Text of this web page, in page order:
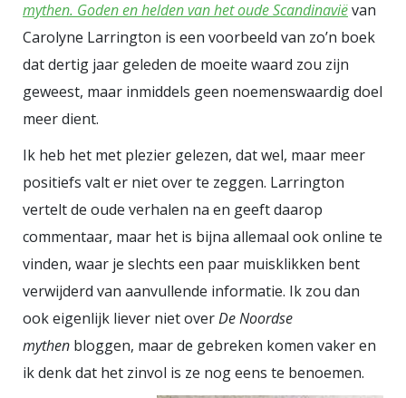
(1937 - 2014) - Europa en de Stier
(1998) In Sneek: Barbara Hoyng
(1937 - ) - Europa en de stier (2001)
In beeldenpark De Havixhorst (De
Europa en de stier (2001) Van Eric
Claus staan andere versies in Soest
en in Buurmalsen. Eric Claus (1936
- ) - Europa en de stier (2008) Elders
in Europa? In Passau (Duitsland):
Renate König-Schalinski - Europa
(1989) In Brussel, bij de Europese
Raad: Léon de Pas - Zeus and
mythen. Goden en helden van het oude Scandinaviëvan
Carolyne Larrington is een voorbeeld van zo’n boek
dat dertig jaar geleden de moeite waard zou zijn
geweest, maar inmiddels geen noemenswaardig doel
meer dient.
Ik heb het met plezier gelezen, dat wel, maar meer
positiefs valt er niet over te zeggen. Larrington
vertelt de oude verhalen na en geeft daarop
commentaar, maar het is bijna allemaal ook online te
vinden, waar je slechts een paar muisklikken bent
verwijderd van aanvullende informatie. Ik zou dan
ook eigenlijk liever niet overDe Noordse
mythen bloggen, maar de gebreken komen vaker en
ik denk dat het zinvol is ze nog eens te benoemen.